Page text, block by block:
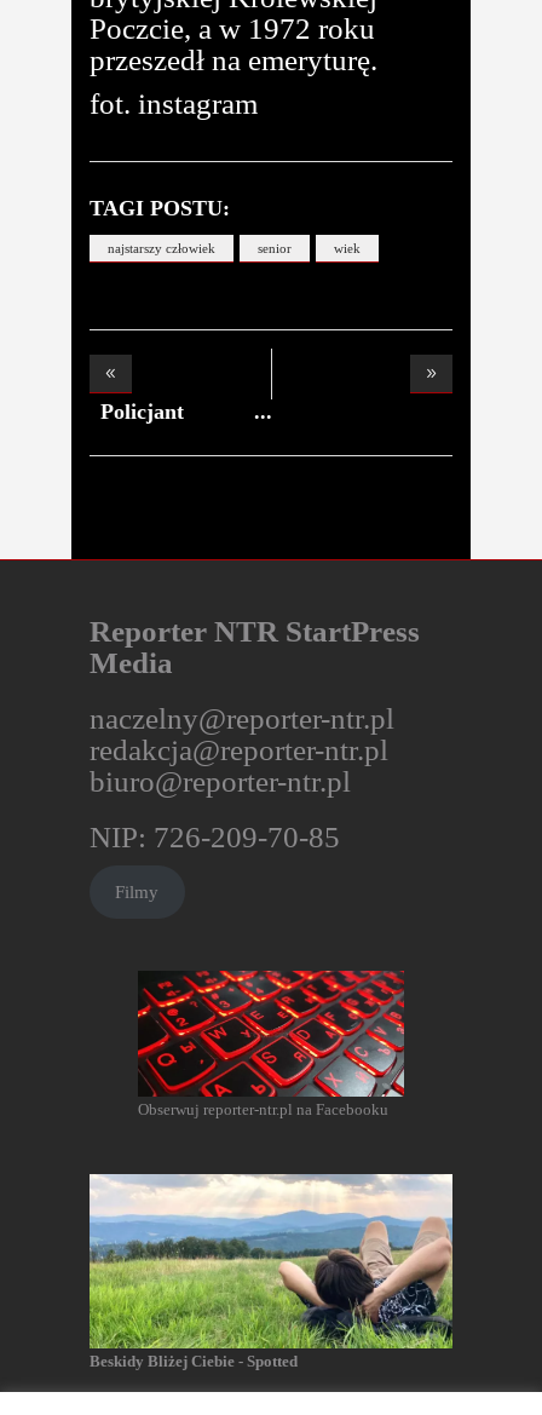
Poczcie, a w 1972 roku
przeszedł na emeryturę.
fot. instagram
TAGI POSTU:
najstarszy człowiek senior wiek
Policjant
Reporter NTR StartPress
Media
naczelny@reporter-ntr.pl
redakcja@reporter-ntr.pl
biuro@reporter-ntr.pl
NIP: 726-209-70-85
Filmy
Obserwuj reporter-ntr.pl na Facebooku
Beskidy Bliżej Ciebie - Spotted